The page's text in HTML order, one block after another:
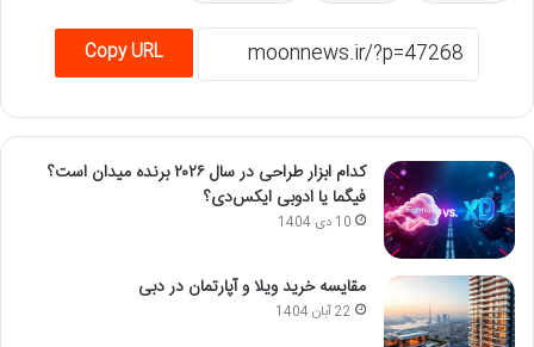
Copy URL
کدام ابزار طراحی در سال ۲۰۲۶ برنده میدان است؟
فیگما یا ادوبی ایکس‌دی؟
10 دی 1404
مقایسه خرید ویلا و آپارتمان در دبی
22 آبان 1404